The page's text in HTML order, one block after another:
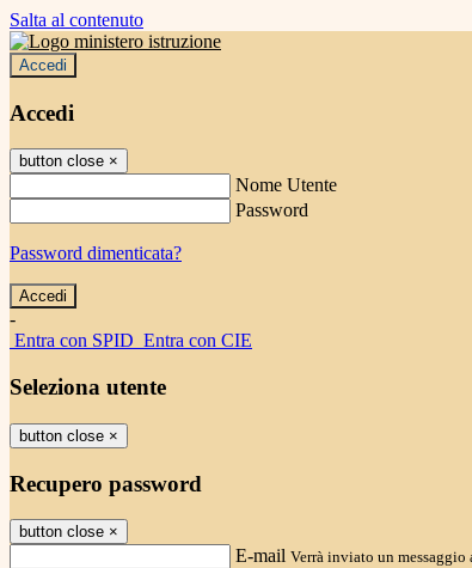
Salta al contenuto
Accedi
Accedi
button close ×
Nome Utente
Password
Password dimenticata?
-
Entra con SPID Entra con CIE
Seleziona utente
button close ×
Recupero password
button close ×
E-mail Verrà inviato un